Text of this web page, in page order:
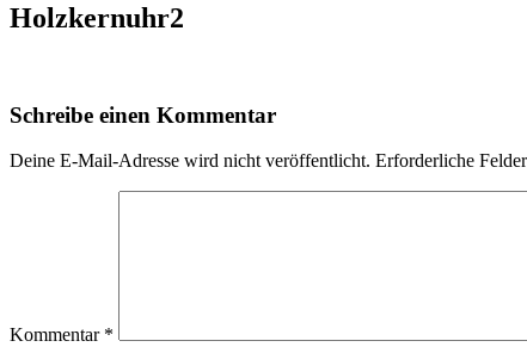
Holzkernuhr2
Schreibe einen Kommentar
Deine E-Mail-Adresse wird nicht veröffentlicht. Erforderliche
Kommentar *